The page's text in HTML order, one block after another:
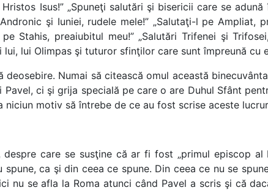
Isus!” „Spuneţi salutări şi bisericii care se adună
şi Iuniei, rudele mele!” „Salutaţi-l pe Ampliat,
Stahis, preaiubitul meu!” „Salutări Trifenei şi
lui Olimpas şi tuturor sfinţilor care sunt împreună cu
Numai să citească omul această
ci şi grija specială pe care o are Duhul Sfânt
motiv să întrebe de ce au fost scrise aceste
care se susţine că ar fi fost „primul episcop al
ca şi din ceea ce spune. Din ceea ce nu se
nu se afla la Roma atunci când Pavel a scris şi că